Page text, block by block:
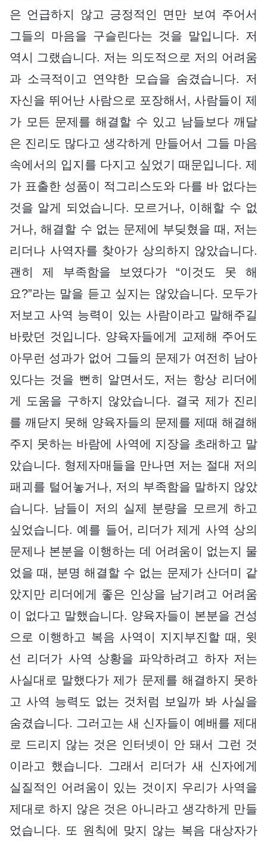
은 언급하지 않고 긍정적인 면만 보여 주어서
그들의 마음을 구슬린다는 것을 말입니다. 저
역시 그랬습니다. 저는 의도적으로 저의 어려움
과 소극적이고 연약한 모습을 숨겼습니다. 저
자신을 뛰어난 사람으로 포장해서, 사람들이 제
가 모든 문제를 해결할 수 있고 남들보다 깨달
은 진리도 많다고 생각하게 만들어서 그들 마음
속에서의 입지를 다지고 싶었기 때문입니다. 제
가 표출한 성품이 적그리스도와 다를 바 없다는
것을 알게 되었습니다. 모르거나, 이해할 수 없
거나, 해결할 수 없는 문제에 부딪혔을 때, 저는
리더나 사역자를 찾아가 상의하지 않았습니다.
괜히 제 부족함을 보였다가 “이것도 못 해
요?”라는 말을 듣고 싶지는 않았습니다. 모두가
저보고 사역 능력이 있는 사람이라고 말해주길
바랐던 것입니다. 양육자들에게 교제해 주어도
아무런 성과가 없어 그들의 문제가 여전히 남아
있다는 것을 뻔히 알면서도, 저는 항상 리더에
게 도움을 구하지 않았습니다. 결국 제가 진리
를 깨닫지 못해 양육자들의 문제를 제때 해결해
주지 못하는 바람에 사역에 지장을 초래하고 말
았습니다. 형제자매들을 만나면 저는 절대 저의
패괴를 털어놓거나, 저의 부족함을 말하지 않았
습니다. 남들이 저의 실제 분량을 모르게 하고
싶었습니다. 예를 들어, 리더가 제게 사역 상의
문제나 본분을 이행하는 데 어려움이 없는지 물
었을 때, 분명 해결할 수 없는 문제가 산더미 같
았지만 리더에게 좋은 인상을 남기려고 어려움
이 없다고 말했습니다. 양육자들이 본분을 건성
으로 이행하고 복음 사역이 지지부진할 때, 윗
선 리더가 사역 상황을 파악하려고 하자 저는
사실대로 말했다가 제가 문제를 해결하지 못하
고 사역 능력도 없는 것처럼 보일까 봐 사실을
숨겼습니다. 그러고는 새 신자들이 예배를 제대
로 드리지 않는 것은 인터넷이 안 돼서 그런 것
이라고 했습니다. 그래서 리더가 새 신자에게
실질적인 어려움이 있는 것이지 우리가 사역을
제대로 하지 않은 것은 아니라고 생각하게 만들
었습니다. 또 원칙에 맞지 않는 복음 대상자가